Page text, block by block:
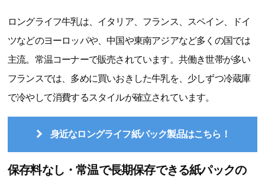
ロングライフ牛乳は、イタリア、フランス、スペイン、ドイ
ツなどのヨーロッパや、中国や東南アジアなど多くの国では
主流。常温コーナーで販売されています。共働き世帯が多い
フランスでは、多めに買いおきした牛乳を、少しずつ冷蔵庫
で冷やして消費するスタイルが確立されています。
身近なロングライフ紙パック製品はこちら！
保存料なし・常温で長期保存できる紙パックの